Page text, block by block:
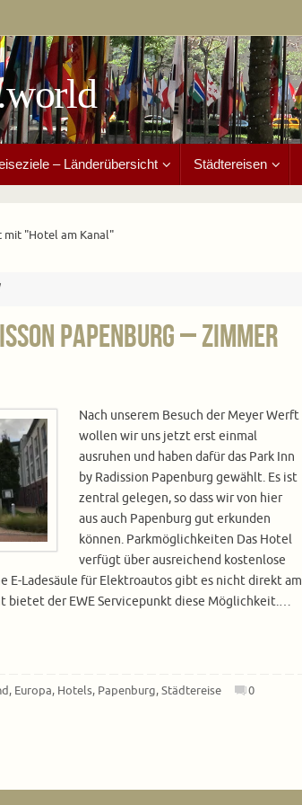
– Länderübersicht Städtereisen
"Hotel am Kanal"
Papenburg – Zimmer
Nach unserem Besuch der Meyer Werft
wollen wir uns jetzt erst einmal
ausruhen und haben dafür das Park Inn
by Radission Papenburg gewählt. Es ist
zentral gelegen, so dass wir von hier
aus auch Papenburg gut erkunden
können. Parkmöglichkeiten Das Hotel
verfügt über ausreichend kostenlose
E-Ladesäule für Elektroautos gibt es nicht direkt am
bietet der EWE Servicepunkt diese Möglichkeit.…
, Europa, Hotels, Papenburg,Städtereise 0